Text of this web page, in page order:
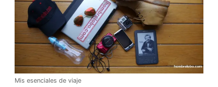
Mis esenciales de viaje